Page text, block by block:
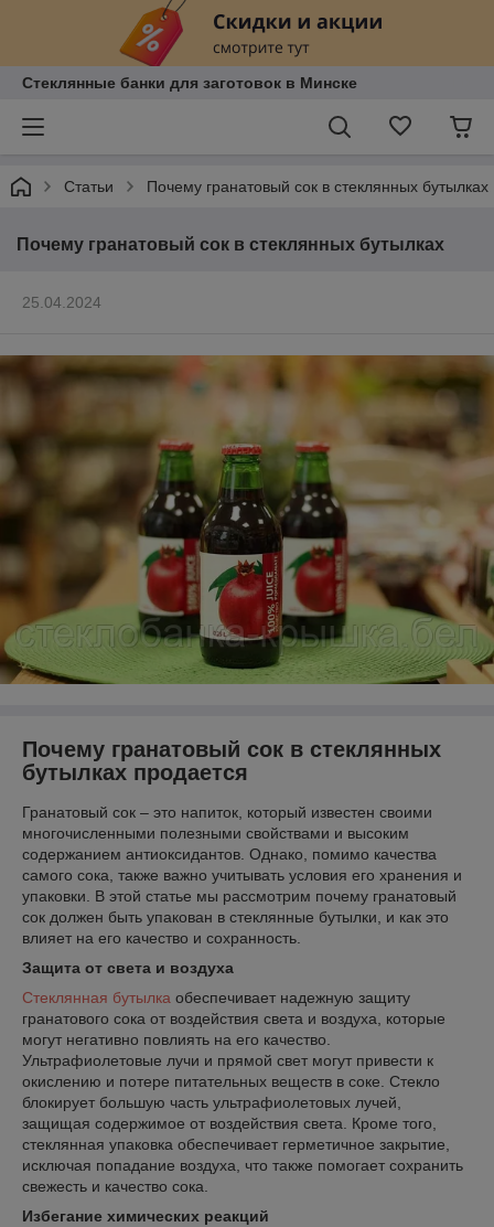
Стеклянные банки для заготовок в Минске
Статьи Почему гранатовый сок в стеклянных бутылках
Почему гранатовый сок в стеклянных бутылках
25.04.2024
Почему гранатовый сок в стеклянных
бутылках продается
Гранатовый сок – это напиток, который известен своими
многочисленными полезными свойствами и высоким
содержанием антиоксидантов. Однако, помимо качества
самого сока, также важно учитывать условия его хранения и
упаковки. В этой статье мы рассмотрим почему гранатовый
сок должен быть упакован в стеклянные бутылки, и как это
влияет на его качество и сохранность.
Защита от света и воздуха
Стеклянная бутылка обеспечивает надежную защиту
гранатового сока от воздействия света и воздуха, которые
могут негативно повлиять на его качество.
Ультрафиолетовые лучи и прямой свет могут привести к
окислению и потере питательных веществ в соке. Стекло
блокирует большую часть ультрафиолетовых лучей,
защищая содержимое от воздействия света. Кроме того,
стеклянная упаковка обеспечивает герметичное закрытие,
исключая попадание воздуха, что также помогает сохранить
свежесть и качество сока.
Избегание химических реакций